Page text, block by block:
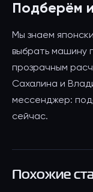
Подберём
Мы знаем
выбрать машину
прозрачным
Сахалина и
мессенджер:
сейчас.
Похожие